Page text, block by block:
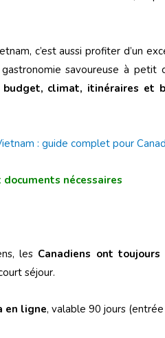
c’est aussi profiter d’un
savoureuse à
budget, climat, itinéraires et
: guide complet pour
nécessaires
les Canadiens ont toujours
séjour.
en ligne, valable 90 jours